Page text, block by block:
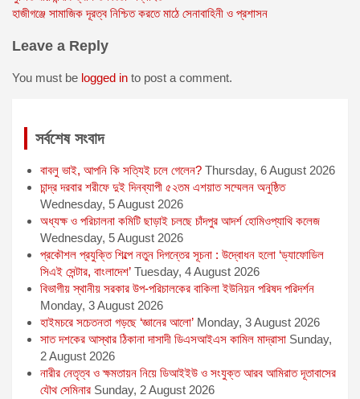
e
o
s
g
i
t
A
p
t
r
navigation
হাজীগঞ্জে সামাজিক দূরত্ব নিশ্চিত করতে মাঠে সেনাবাহিনী ও প্রশাসন
Leave a Reply
You must be logged in to post a comment.
সর্বশেষ সংবাদ
বাবলু ভাই, আপনি কি সত্যিই চলে গেলেন? Thursday, 6 August 2026
চান্দ্র দরবার শরীফে দুই দিনব্যাপী ৫২তম এশয়াত সম্মেলন অনুষ্ঠিত
Wednesday, 5 August 2026
অধ্যক্ষ ও পরিচালনা কমিটি ছাড়াই চলছে চাঁদপুর আদর্শ হোমিওপ্যাথি কলেজ
Wednesday, 5 August 2026
প্রকৌশল প্রযুক্তি শিল্পে নতুন দিগন্তের সূচনা : উদ্বোধন হলো ‘ড্যাফোডিল
সিএই সেন্টার, বাংলাদেশ’ Tuesday, 4 August 2026
বিভাগীয় স্থানীয় সরকার উপ-পরিচালকের বাকিলা ইউনিয়ন পরিষদ পরিদর্শন
Monday, 3 August 2026
হাইমচরে সচেতনতা গড়ছে ‘জ্ঞানের আলো’ Monday, 3 August 2026
সাত দশকের আস্থার ঠিকানা দাসাদী ডিএসআইএস কামিল মাদ্রাসা Sunday,
2 August 2026
নারীর নেতৃত্ব ও ক্ষমতায়ন নিয়ে ডিআইইউ ও সংযুক্ত আরব আমিরাত দূতাবাসের
যৌথ সেমিনার Sunday, 2 August 2026